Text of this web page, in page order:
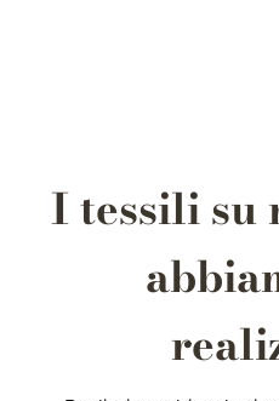
I tessili su